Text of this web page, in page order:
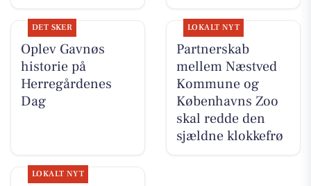
DET SKER
Oplev Gavnøs
historie på
Herregårdenes
Dag
LOKALT NYT
Partnerskab
mellem Næstved
Kommune og
Københavns Zoo
skal redde den
sjældne klokkefrø
LOKALT NYT